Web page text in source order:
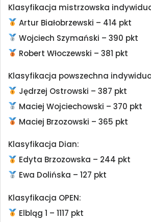
Klasyfikacja mistrzowska
Artur Białobrzewski – 414 pkt
Wojciech Szymański – 390 pkt
Robert Włoczewski – 381 pkt
Klasyfikacja powszechna
Jędrzej Ostrowski – 387 pkt
Maciej Wojciechowski – 370 pkt
Maciej Brzozowski – 365 pkt
Klasyfikacja Dian:
Edyta Brzozowska – 244 pkt
Ewa Dolińska – 127 pkt
Klasyfikacja OPEN:
Elbląg 1 – 1117 pkt